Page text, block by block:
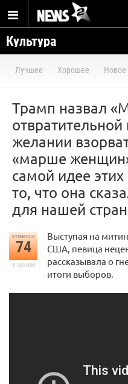
Культура
Лучшее Хорошее Новое
Трамп назвал
отвратительной
желании
«марше
самой идее
то, что она
для нашей
отметили
74
в архиве
Выступая на
США, певица
рассказывала о
итоги выборов.